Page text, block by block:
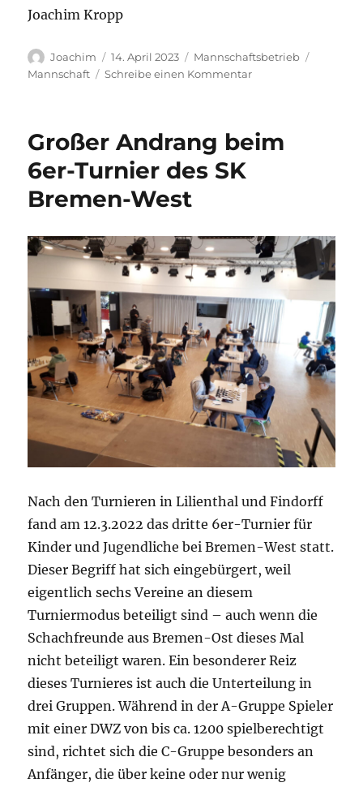
Joachim Kropp
Autor
Joachim
Veröffentlicht
am
14. April 2023 Kategorien
Mannschaftsbetrieb
Mannschaft
Schreibe einen Kommentarzu
den
Großer Andrang beim
6er-Turnier des SK
Bremen-West
Nach den Turnieren in Lilienthal und Findorff
fand am 12.3.2022 das dritte 6er-Turnier für
Kinder und Jugendliche bei Bremen-West statt.
Dieser Begriff hat sich eingebürgert, weil
eigentlich sechs Vereine an diesem
Turniermodus beteiligt sind – auch wenn die
Schachfreunde aus Bremen-Ost dieses Mal
nicht beteiligt waren. Ein besonderer Reiz
dieses Turnieres ist auch die Unterteilung in
drei Gruppen. Während in der A-Gruppe Spieler
mit einer DWZ von bis ca. 1200 spielberechtigt
sind, richtet sich die C-Gruppe besonders an
Anfänger, die über keine oder nur wenig